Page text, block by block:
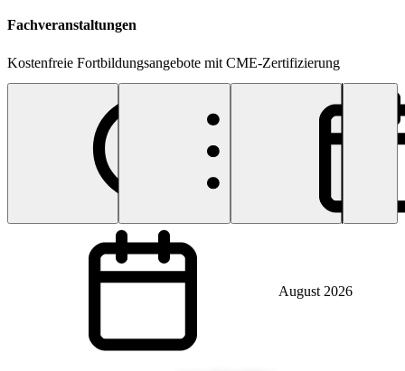
Fachveranstaltungen
Kostenfreie Fortbildungsangebote mit CME-Zertifizierung
Suchen...
Suche nach
August 2026